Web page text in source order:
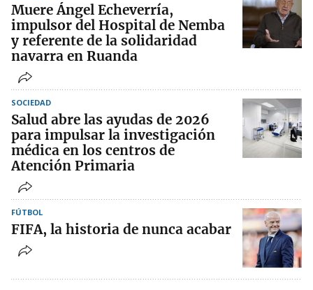
Muere Ángel Echeverría,
impulsor del Hospital de Nemba
y referente de la solidaridad
navarra en Ruanda
SOCIEDAD
Salud abre las ayudas de 2026
para impulsar la investigación
médica en los centros de
Atención Primaria
FÚTBOL
FIFA, la historia de nunca acabar